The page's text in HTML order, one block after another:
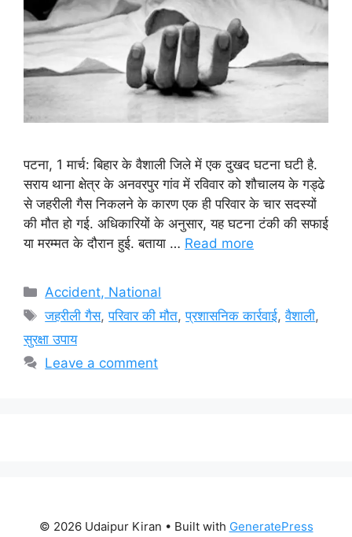
पटना, 1 मार्च: बिहार के वैशाली जिले में एक दुखद घटना घटी है.
सराय थाना क्षेत्र के अनवरपुर गांव में रविवार को शौचालय के गड्ढे
से जहरीली गैस निकलने के कारण एक ही परिवार के चार सदस्यों
की मौत हो गई. अधिकारियों के अनुसार, यह घटना टंकी की सफाई
या मरम्मत के दौरान हुई. बताया … Read more
Categories
Accident, National
Tags
जहरीली गैस,परिवार की मौत,प्रशासनिक कार्रवाई,वैशाली,
सुरक्षा उपाय
Leave a comment
© 2026 Udaipur Kiran • Built with GeneratePress